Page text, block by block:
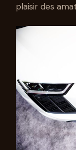
plaisir des